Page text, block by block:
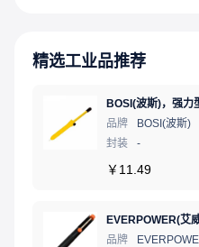
精选工业品推荐
BOSI(波斯)，强
品牌
BOSI(波斯)
封装
-
￥ 11.49
EVERPOWER(艾
品牌